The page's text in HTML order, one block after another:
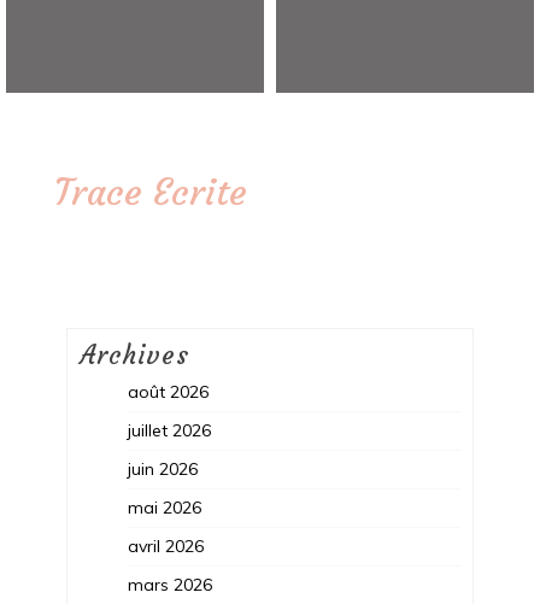
Trace Ecrite
Archives
août 2026
juillet 2026
juin 2026
mai 2026
avril 2026
mars 2026